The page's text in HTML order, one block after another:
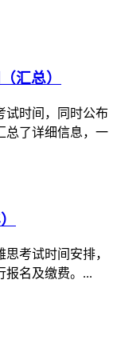
汇总）
试时间，同时公布
总了详细信息，一
考试时间安排，
报名及缴费。...